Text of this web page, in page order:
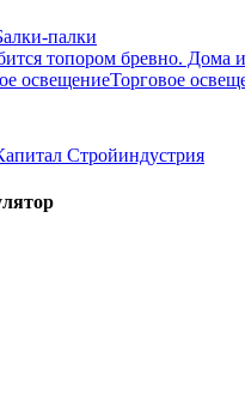
палки
Торговое
Стройиндустрия